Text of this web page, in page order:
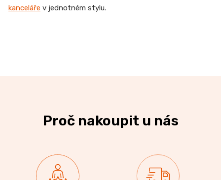
kanceláře v jednotném stylu.
Proč nakoupit u nás